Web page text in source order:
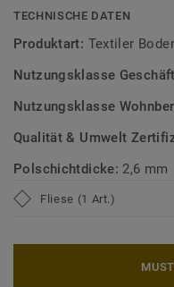
TECHNISCHE DATEN
Produktart: Textiler
Nutzungsklasse
Nutzungsklasse
Qualität & Umwelt
Polschichtdicke: 2,6 mm
Fliese (1 Art.)